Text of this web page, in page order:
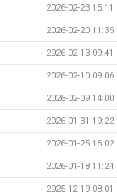
2026-02-23 15:11
2026-02-20 11:35
2026-02-13 09:41
2026-02-10 09:06
2026-02-09 14:00
2026-01-31 19:22
2026-01-25 16:02
2026-01-18 11:24
2025-12-19 08:01